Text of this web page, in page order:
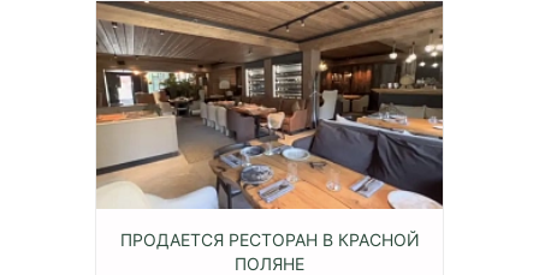
ПРОДАЕТСЯ РЕСТОРАН В КРАСНОЙ
ПОЛЯНЕ